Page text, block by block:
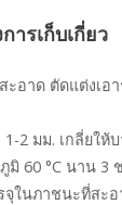
ารเก็บเกี่ยว
อาด ตัดแต่งเอ
2 มม. เกลี่ยให้
60 °C นาน 3
ในภาชนะที่สะอ